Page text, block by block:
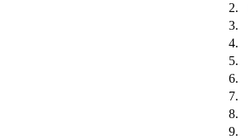
2.
3.
4.
5.
6.
7.
8.
9.